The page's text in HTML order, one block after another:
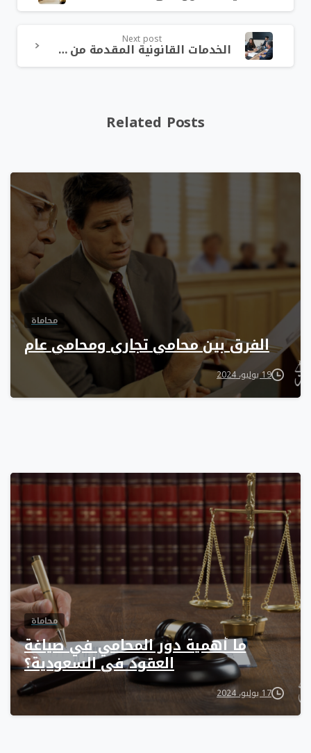
Next post الخدمات القانونية المقدمة من محامي شركات
Related Posts
0
محاماة
الفرق بين محامي تجاري ومحامي عام
19 يوليو، 2024
محاماة
ما أهمية دور المحامي في صياغة
العقود في السعودية؟
17 يوليو، 2024